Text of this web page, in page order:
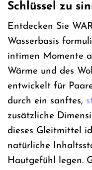
Schlüssel zu
Entdecken Sie
Wasserbasis
intimen Momente
Wärme und des
entwickelt für
durch ein sanftes,
zusätzliche
dieses Gleitmittel
natürliche
Hautgefühl legen.